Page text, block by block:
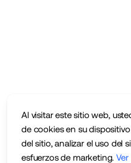
Al visitar este sitio web,
de cookies en su
del sitio, analizar el uso del
esfuerzos de marketing.